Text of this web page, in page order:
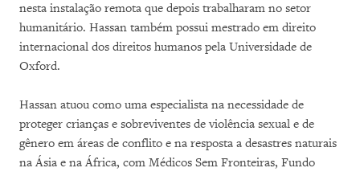
nesta instalação remota que depois trabalharam no setor
humanitário. Hassan também possui mestrado em direito
internacional dos direitos humanos pela Universidade de
Oxford.
Hassan atuou como uma especialista na necessidade de
proteger crianças e sobreviventes de violência sexual e de
gênero em áreas de conflito e na resposta a desastres naturais
na Ásia e na África, com Médicos Sem Fronteiras, Fundo